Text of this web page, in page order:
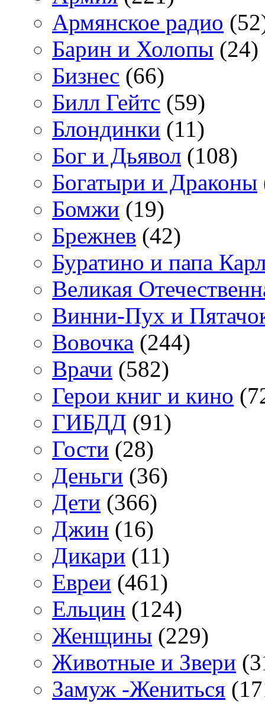
Армянское радио
Барин и Холопы (24)
Бизнес (66)
Билл Гейтс (59)
Блондинки (11)
Бог и Дьявол (108)
Богатыри и Драконы
Бомжи (19)
Брежнев (42)
Буратино и папа
Великая
Винни-Пух и
Вовочка (244)
Врачи (582)
Герои книг и кино
ГИБДД (91)
Гости (28)
Деньги (36)
Дети (366)
Джин (16)
Дикари (11)
Евреи (461)
Ельцин (124)
Женщины (229)
Животные и Звери
Замуж -Жениться